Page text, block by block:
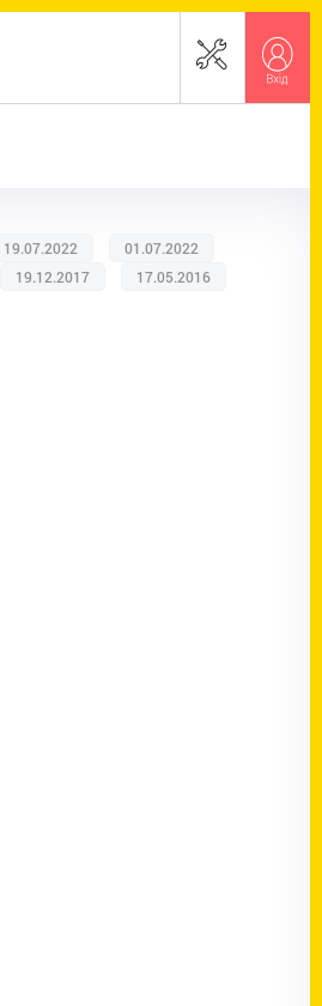
19.07.2022
01.07.2022
19.12.2017 17.05.2016